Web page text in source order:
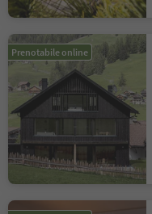
Prenotabile online